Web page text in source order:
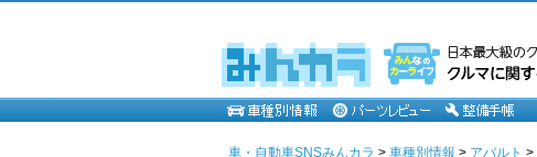
車・自動車SNSみんカラ > 車種別情報 > アバルト >